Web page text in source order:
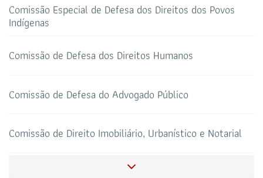
Comissão de Defesa dos Direitos Humanos
Comissão de Defesa do Advogado Público
Comissão de Direito Imobiliário, Urbanístico e Notarial
Comissão de Holding
Comissão Especial de Direito na Escola